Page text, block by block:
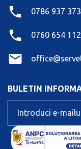
0786 937 373
0760 654 112
BULETIN